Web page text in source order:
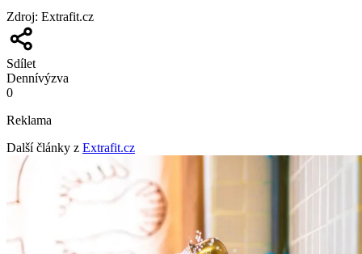
Zdroj: Extrafit.cz
Sdílet
Dennívýzva
0
Reklama
Další články z Extrafit.cz